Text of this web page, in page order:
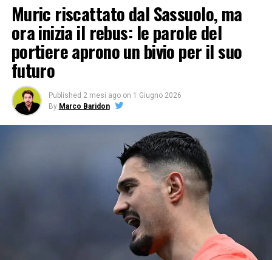
Muric riscattato dal Sassuolo, ma
ora inizia il rebus: le parole del
portiere aprono un bivio per il suo
futuro
Published 2 mesi ago on 1 Giugno 2026
By Marco Baridon